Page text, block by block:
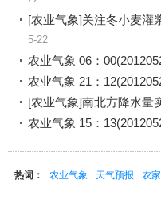
[农业气象]关注冬小麦灌
5-22
农业气象 06：
农业气象 21：
[农业气象]南北方降水量
农业气象 15：
热词： 农业气象 天气预报 农